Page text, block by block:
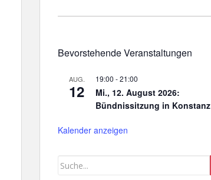
Bevorstehende Veranstaltungen
AUG.
12
19:00 -21:00
Mi., 12. August 2026:
Bündnissitzung in Konstanz
Kalender anzeigen